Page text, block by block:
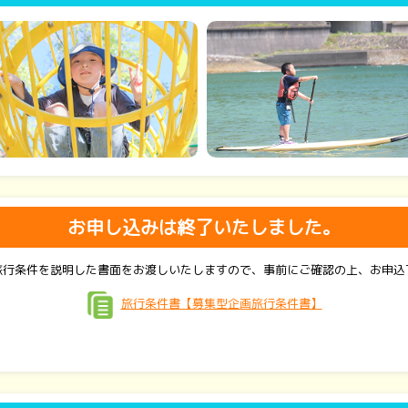
お申し込みは終了いたしました。
条件を説明した書面をお渡しいたしますので、事前にご確認の上、お申
旅行条件書【募集型企画旅行条件書】